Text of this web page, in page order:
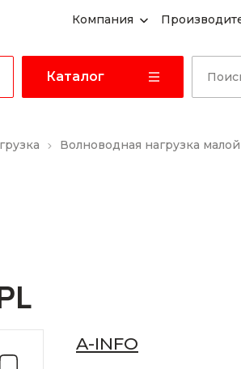
Компания
Каталог
Волноводная нагрузка
A-INFO